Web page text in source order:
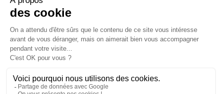
© 2026 Ecolearn | Tous droits réservés
Mentions légales
Conditions générales d’utilisation
Conditions générales de vente